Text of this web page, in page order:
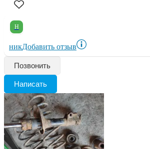
Н
никДобавить отзыв
Позвонить
Написать